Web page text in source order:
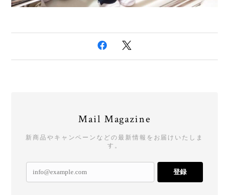
Mail Magazine
新商品やキャンペーンなどの最新情報をお届けいたしま
す。
登録